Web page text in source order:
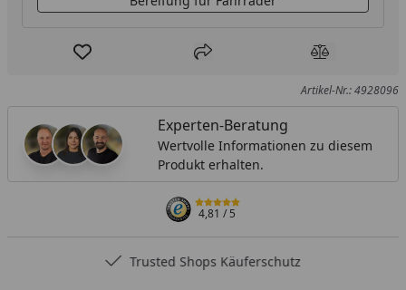
Produkt zur Wunschliste hinzufügen
Teilen Produkt
Artikel-Nr.: 4928096
Experten-Beratung
Wertvolle Informationen zu diesem
Produkt erhalten.
4,81/ 5
Trusted Shops Käuferschutz